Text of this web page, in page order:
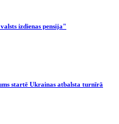
izdienas pensija"
startē Ukrainas atbalsta turnīrā